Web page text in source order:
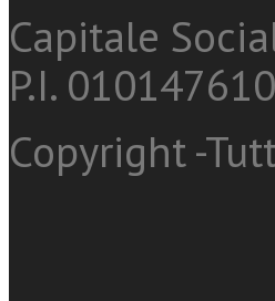
Capitale
P.I.
Copyright -